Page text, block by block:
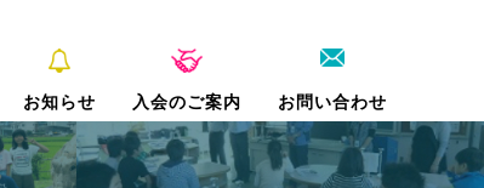
お知らせ 入会のご案内 お問い合わせ